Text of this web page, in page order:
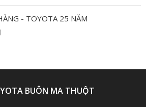
- TOYOTA 25 NĂM
BUÔN MA THUỘT